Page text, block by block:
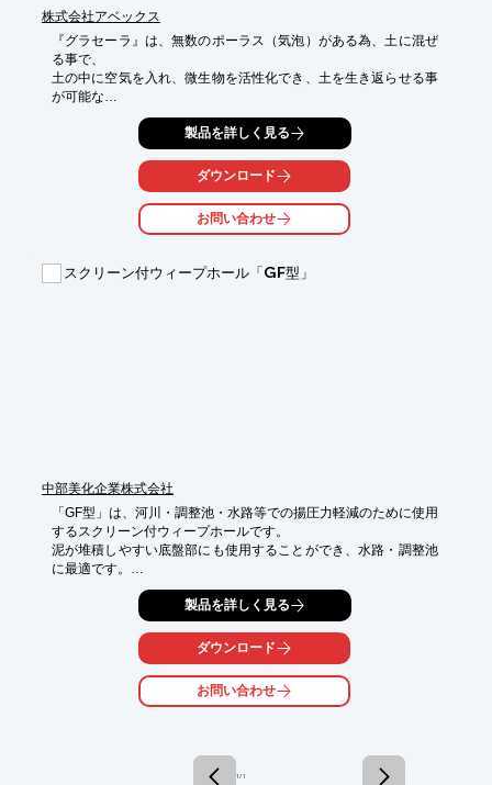
株式会社アベックス
『グラセーラ』は、無数のポーラス（気泡）がある為、土に混ぜ
る事で、
土の中に空気を入れ、微生物を活性化でき、土を生き返らせる事
が可能な
無機系多孔質軽量資材です。
水槽・池などに入れることにより、その水を浄化する事もでき、
雨水活用にも有効的に使用可能。
また、高い消臭効果もありますので活性炭の代用品としてもご使
■透水・保水・通気性に優れている
製品を詳しく見る
ダウンロード
お問い合わせ
スクリーン付ウィープホール「GF型」
中部美化企業株式会社
「GF型」は、河川・調整池・水路等での揚圧力軽減のために使用
するスクリーン付ウィープホールです。
泥が堆積しやすい底盤部にも使用することができ、水路・調整池
に最適です。
三層分離型フィルターにより土砂・ゴミの影響を受けにくい構造
現場状況により使い分けが可能です。
○水路清掃が簡単
○水路・調整池に最適
製品を詳しく見る
ダウンロード
お問い合わせ
1 / 1